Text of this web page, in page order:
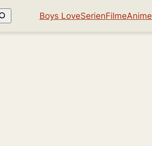
Boys LoveSerienFilmeAnime